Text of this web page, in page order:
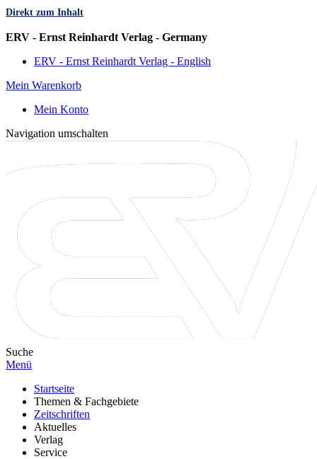
Direkt zum Inhalt
ERV - Ernst Reinhardt Verlag - Germany
ERV - Ernst Reinhardt Verlag - English
Mein Warenkorb
Mein Konto
Navigation umschalten
Suche
Menü
Startseite
Themen & Fachgebiete
Zeitschriften
Aktuelles
Verlag
Service